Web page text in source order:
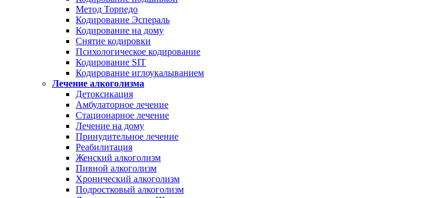
Метод Торпедо
Кодирование Эспераль
Кодирование на дому
Снятие кодировки
Психологическое кодирование
Кодирование SIT
Кодирование иглоукалыванием
Лечение алкоголизма
Детоксикация
Амбулаторное лечение
Стационарное лечение
Лечение на дому
Принудительное лечение
Реабилитация
Женский алкоголизм
Пивной алкоголизм
Хронический алкоголизм
Подростковый алкоголизм